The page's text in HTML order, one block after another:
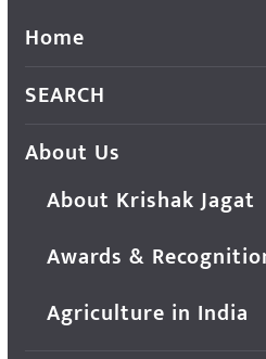
Home
SEARCH
About Us
About Krishak Jagat
Awards &
Agriculture in India